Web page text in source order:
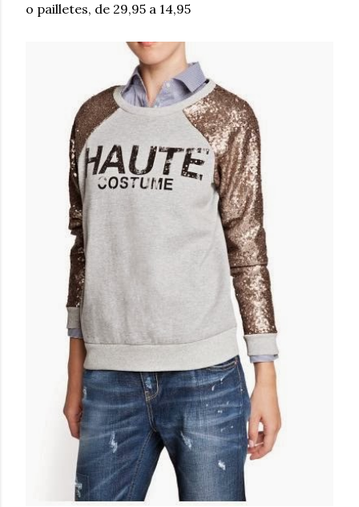
o pailletes, de 29,95 a 14,95